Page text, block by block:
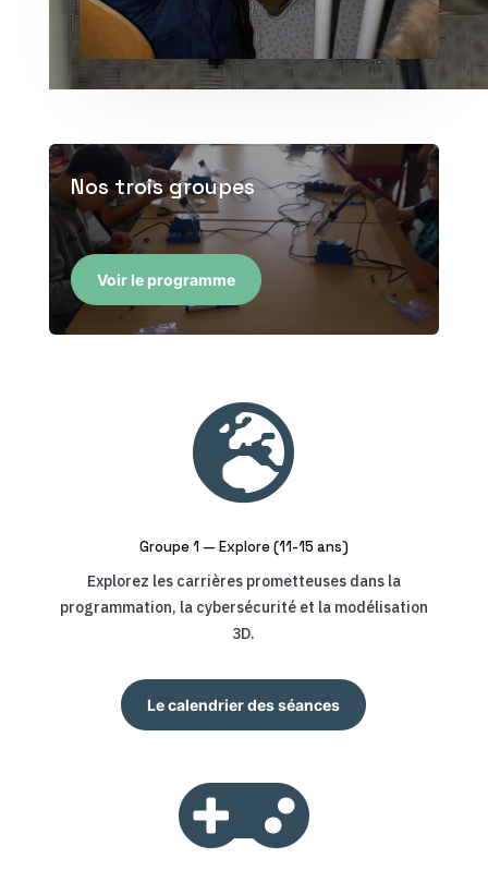
Nos trois groupes
Voir le programme

Groupe 1 — Explore (11-15 ans)
Explorez les carrières prometteuses dans la
programmation, la cybersécurité et la modélisation
3D.
Le calendrier des séances
